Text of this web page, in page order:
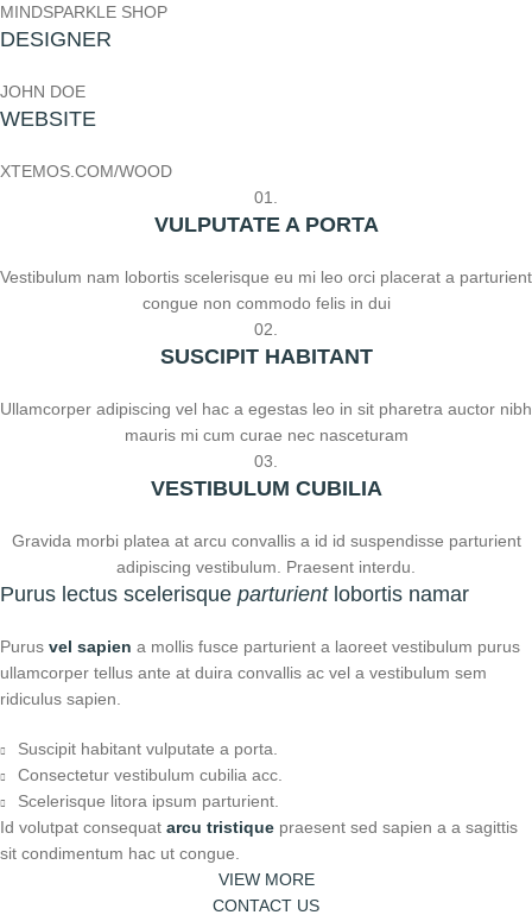
MINDSPARKLE SHOP
DESIGNER
JOHN DOE
WEBSITE
XTEMOS.COM/WOOD
01.
VULPUTATE A PORTA
Vestibulum nam lobortis scelerisque eu mi leo orci placerat a parturient
congue non commodo felis in dui
02.
SUSCIPIT HABITANT
Ullamcorper adipiscing vel hac a egestas leo in sit pharetra auctor nibh
mauris mi cum curae nec nasceturam
03.
VESTIBULUM CUBILIA
Gravida morbi platea at arcu convallis a id id suspendisse parturient
adipiscing vestibulum. Praesent interdu.
Purus lectus scelerisque parturientlobortis namar
Purus vel sapien a mollis fusce parturient a laoreet vestibulum purus
ullamcorper tellus ante at duira convallis ac vel a vestibulum sem
ridiculus sapien.
Suscipit habitant vulputate a porta.
Consectetur vestibulum cubilia acc.
Scelerisque litora ipsum parturient.
Id volutpat consequat arcu tristique praesent sed sapien a a sagittis
sit condimentum hac ut congue.
VIEW MORE
CONTACT US